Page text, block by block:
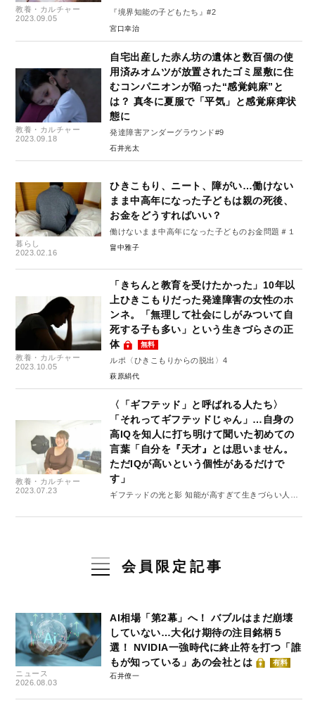
教養・カルチャー
2023.09.05
『境界知能の子どもたち』#2
宮口幸治
教養・カルチャー
2023.09.18
自宅出産した赤ん坊の遺体と数百個の使
用済みオムツが放置されたゴミ屋敷に住
むコンパニオンが陥った“感覚鈍麻”と
は？ 真冬に夏服で「平気」と感覚麻痺状
態に
発達障害アンダーグラウンド#9
石井光太
暮らし
2023.02.16
ひきこもり、ニート、障がい…働けない
まま中高年になった子どもは親の死後、
お金をどうすればいい？
働けないまま中高年になった子どものお金問題＃１
畠中雅子
教養・カルチャー
2023.10.05
「きちんと教育を受けたかった」10年以
上ひきこもりだった発達障害の女性のホ
ンネ。「無理して社会にしがみついて自
死する子も多い」という生きづらさの正
体
無料
ルポ〈ひきこもりからの脱出〉4
萩原絹代
教養・カルチャー
2023.07.23
〈「ギフテッド」と呼ばれる人たち〉
「それってギフテッドじゃん」…自身の
高IQを知人に打ち明けて聞いた初めての
言葉「自分を『天才』とは思いません。
ただIQが高いという個性があるだけで
す」
ギフテッドの光と影 知能が高すぎて生きづらい人た
会員限定記事
ニュース
2026.08.03
AI相場「第2幕」へ！ バブルはまだ崩壊
していない…大化け期待の注目銘柄５
選！ NVIDIA一強時代に終止符を打つ「誰
もが知っている」あの会社とは
有料
石井僚一